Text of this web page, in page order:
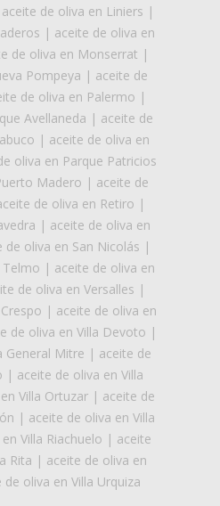
aceite de oliva en Liniers |
| aceite de oliva en
de oliva en Monserrat |
Pompeya | aceite de
de oliva en Palermo |
Avellaneda | aceite de
| aceite de oliva en
oliva en Parque Patricios
Madero | aceite de
de oliva en Retiro |
| aceite de oliva en
de oliva en San Nicolás |
Telmo | aceite de oliva en
de oliva en Versalles |
| aceite de oliva en
de oliva en Villa Devoto |
General Mitre | aceite de
| aceite de oliva en Villa
Villa Ortuzar| aceite de
| aceite de oliva en Villa
Villa Riachuelo | aceite
Rita | aceite de oliva en
de oliva en Villa Urquiza